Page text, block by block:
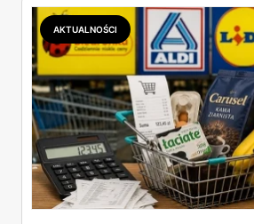
Makro ponad dwa razy więcej niż w
promocji dyskontu.
AKTUALNOŚCI